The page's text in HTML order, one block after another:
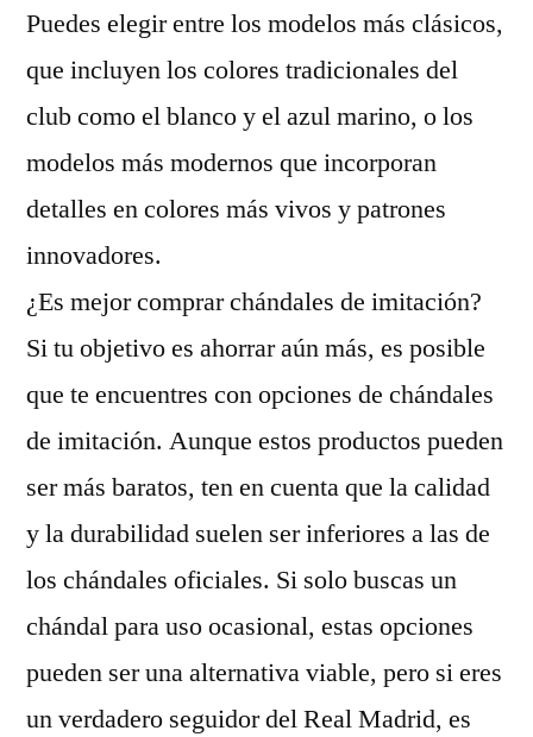
Puedes elegir entre los modelos más clásicos,
que incluyen los colores tradicionales del
club como el blanco y el azul marino, o los
modelos más modernos que incorporan
detalles en colores más vivos y patrones
innovadores.
¿Es mejor comprar chándales de imitación?
Si tu objetivo es ahorrar aún más, es posible
que te encuentres con opciones de chándales
de imitación. Aunque estos productos pueden
ser más baratos, ten en cuenta que la calidad
y la durabilidad suelen ser inferiores a las de
los chándales oficiales. Si solo buscas un
chándal para uso ocasional, estas opciones
pueden ser una alternativa viable, pero si eres
un verdadero seguidor del Real Madrid, es